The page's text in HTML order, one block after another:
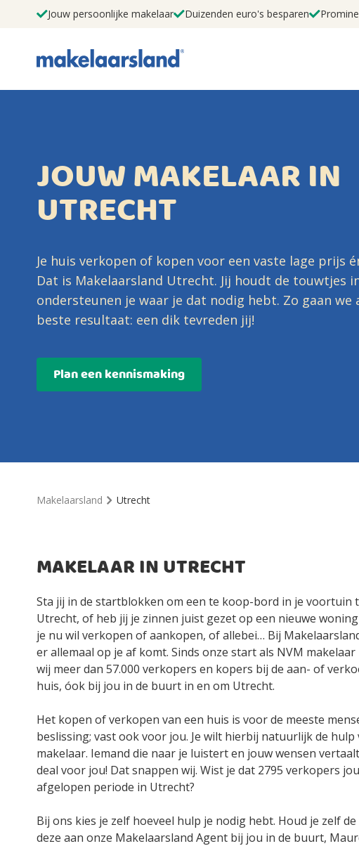
Jouw persoonlijke makelaar Duizenden euro's besparen
JOUW MAKELAAR IN
UTRECHT
Je huis verkopen of kopen voor een vaste lage prijs
Dat is Makelaarsland Utrecht. Jij houdt de touwtjes
ondersteunen je waar je dat nodig hebt. Zo gaan
beste resultaat: een dik tevreden jij!
Plan een kennismaking
Makelaarsland Utrecht
MAKELAAR IN UTRECHT
Sta jij in de startblokken om een te koop-bord in je voortuin
Utrecht, of heb jij je zinnen juist gezet op een nieuwe
je nu wil verkopen of aankopen, of allebei… Bij
er allemaal op je af komt. Sinds onze start als NVM
wij meer dan 57.000 verkopers en kopers bij de aan- of
huis, óok bij jou in de buurt in en om Utrecht.
Het kopen of verkopen van een huis is voor de meeste
beslissing; vast ook voor jou. Je wilt hierbij natuurlijk de hulp
makelaar. Iemand die naar je luistert en jouw wensen
deal voor jou! Dat snappen wij. Wist je dat 2795 verkopers
afgelopen periode in Utrecht?
Bij ons kies je zelf hoeveel hulp je nodig hebt. Houd je zelf
deze aan onze Makelaarsland Agent bij jou in de buurt,